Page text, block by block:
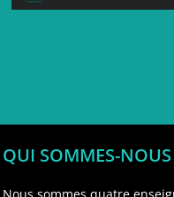
QUI SOMMES-NOUS